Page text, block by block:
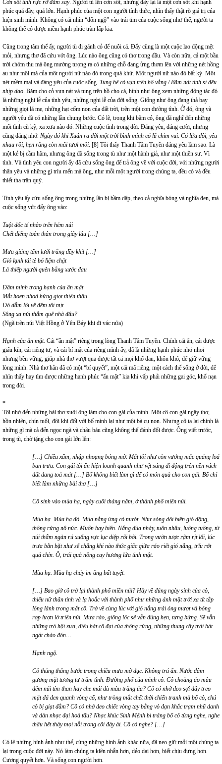
Cơn sốt tình rực rỡ đắm say. Người tù lên cơn sốt, nhưng đây lại là một cơn sốt khi hạnh
phúc quá đầy, quá lớn. Hạnh phúc của một con người tỉnh thức, nhìn thấy thật rõ giá trị của
hiện sinh mình. Không có cái nhìn “đốn ngộ” vào trái tim của cuộc sống như thế, người ta
không thể có được niềm hạnh phúc tràn lấp kia.
Cũng trong tâm thế ấy, người tù đi gánh cỏ để nuôi cá. Đấy cũng là một cuộc lao động mệt
mỏi, nhưng thơ đã cứu vớt ông. Lúc nào ông cũng có thơ trong đầu. Và còn nữa, cả một bầu
trời chớm thu mà ông mường tượng ra có những chỗ đang ửng thơm lên với những nét hồng
au như môi má của một người nữ nào đó trong quá khứ. Một người nữ nào đó bất kỳ. Một
nét mềm mại và đáng yêu của cuộc sống. Tung hê cỏ vụn trên hồ vắng / Băm nát tình si đều
nhịp dao. Băm cho cỏ vụn nát và tung trên hồ cho cá, hình như ông xem những động tác đó
là những nghi lễ của tình yêu, những nghi lễ của đời sống. Giống như ông đang thả bay
những giọt lá me, những hạt cốm non của đất trời, trên một con đường tình. Ở đó, ông và
người yêu đã có những lần chung bước. Có lẽ, trong khi băm cỏ, ông đã nghĩ đến những
mối tình cũ kỹ, xa xưa nào đó. Những cuộc tình trong đời. Đáng yêu, đáng cười, nhưng
cũng đáng nhớ. Ngày đó khi Xuân ra đời một trời bình minh có lũ chim vui. Có lứa đôi, yêu
nhau rồi, hẹn rằng còn mãi tươi môi. [8] Tôi thấy Thanh Tâm Tuyền đáng yêu làm sao. Là
một kẻ bị cầm hãm, nhưng ông đã sống trong tù như một hành giả, như một thiền sư. Vì
tình. Và tình yêu con người ấy đã cứu sống ông để trả ông về với cuộc đời, với những người
thân yêu và những gì trìu mến mà ông, như mỗi một người trong chúng ta, đều có và đều
thiết tha trân quý.
Tình yêu ấy cứu sống ông trong những lần bị bầm dập, theo cả nghĩa bóng và nghĩa đen, mà
cuộc sống vứt đẩy ông vào:
Tuột dốc té nhào trên hẻm núi
Chết điếng toàn thân trong giây lâu […]
Mưa giăng tấm lưới trắng dầy khít […]
Gió lạnh tái tê bó liệm chặt
Lả thiếp người quên bẵng xước đau
Đầm mình trong hạnh của ẩn mật
Mắt hoen nhoà hứng giọt thiên thâu
Dò dẫm lối về đêm tối mịt
Sông xa núi thẳm quê nhà đâu?
(Ngã trên núi Việt Hồng ở Yên Báy khi đi vác nứa)
Hạnh của ẩn mật. Cái “ẩn mật” riêng trong lòng Thanh Tâm Tuyền. Chính cái ẩn, cái được
giấu kín, cái riêng tư, và cái bí mật của riêng mình ấy, đã là những hạnh phúc nhỏ nhoi
nhưng bền vững, giúp nhà thơ vượt qua được tất cả mọi khổ đau, khốn khó, để giữ vững
lòng mình. Nhà thơ hẳn đã có một “bí quyết”, một cái mã riêng, một cách thế sống ở đời, để
nhìn thấy hay tìm được những hạnh phúc “ẩn mật” kia khi vấp phải những gai góc, khổ nạn
trong đời.
*
Tôi nhớ đến những bài thơ xuôi ông làm cho con gái của mình. Một cô con gái ngây thơ,
hồn nhiên, chín tuổi, đôi khi đối với bố mình lại như một bà cụ non. Nhưng cô ta lại chính là
những gì mà cả đến ngọc ngà và châu báu cũng không thể đánh đổi được. Ông viết trước,
trong tù, chờ tặng cho con gái lớn lên:
[…] Chiều xẩm, nhập nhoạng bóng mờ. Mắt tôi như còn vướng mắc quáng loá
ban trưa. Con gái tôi ẩn hiện loanh quanh như vệt sáng di động trên nền vách
đất đang toả mát […] Bố không biết làm gì để có món quà cho con gái. Bố chỉ
biết làm những bài thơ […]
Cô sinh vào mùa hạ, ngày cuối tháng năm, ở thành phố miền núi.
Mùa hạ. Mùa hạ đó. Mùa nắng ửng cỏ mướt. Như sóng dồi biển gió động,
thông rừng nô nức. Muốn bay biến. Nắng đùa nhảy, tuôn nhầu, luông tuồng, từ
núi thẫm ngàn rú xuống vực lục diệp rối bời. Trong vườn tược rậm rịt lối, lúc
trưa bằn bặt như sẽ chẳng khi nào thức giấc giữa ráo riết gió nắng, trĩu rớt
quả chín. Ô, trái quả nồng cay hương lửa tinh mật.
Mùa hạ. Mùa hạ cháy im ắng bất tuyệt.
[…] Bao giờ cô trở lại thành phố miền núi? Hãy về đúng ngày sinh của cô,
thiếu nữ thân tình và lạ hoắc với thành phố như những ánh mặt trời xa tít tắp
lóng lánh trong mắt cô. Trở về cùng lúc với gió nắng trải óng mượt và bóng
rợp lượn lờ triền núi. Mưa rào, giông lốc sẽ vẫn đúng hẹn, tưng bừng. Sẽ vẫn
những trò hội xưa, điệu hát cổ đại của thông rừng, những thung cây trái bát
ngát chào đón…
Hạnh ngộ.
Cô thủng thẳng bước trong chiều mưa mờ đục. Không trú ẩn. Nước đẫm
gương mặt tương tư trầm tĩnh. Đường phố của mình cô. Cô choàng áo màu
đêm núi tím than hay che mái dù màu trăng úa? Cô có nhớ đeo sợi dây treo
mặt đá đen quanh vòng cổ, như tròng mắt chết thời chiến tranh mà bố cô, chú
cô bị giạt đắm? Cô có nhớ đeo chiếc vòng tay bằng vỏ đạn khắc trạm nhũ danh
và dàn nhạc đại hoà tấu? Nhạc khúc Sinh Mệnh bi tráng bố cô từng nghe, nghe
thấu hết thảy mọi nỗi trong cõi đày ải. Cô có nghe? […]
Có lẽ những hình ảnh như thế, cùng những hình ảnh khác nữa, đã neo giữ mỗi một chúng ta
lại trong cuộc đời này. Nó làm chúng ta kiên nhẫn hơn, dẻo dai hơn, biết chịu đựng hơn.
Cương quyết hơn. Và sống con người hơn.